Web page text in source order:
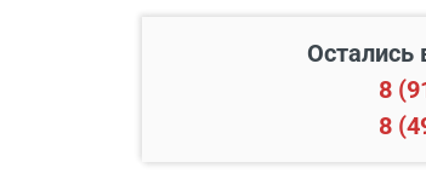
Остались
8
8